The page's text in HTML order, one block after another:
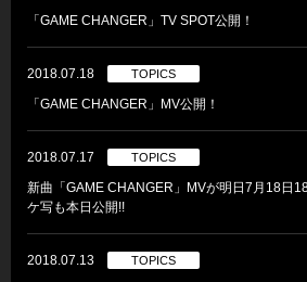
「GAME CHANGER」TV SPOT公開！
2018.07.18 TOPICS
「GAME CHANGER」MV公開！
2018.07.17 TOPICS
新曲「GAME CHANGER」MVが明日7月18日
ケ写も本日公開!!
2018.07.13 TOPICS